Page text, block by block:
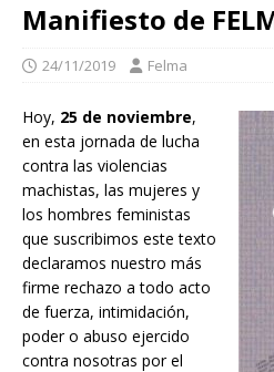
Manifiesto de
24/11/2019 Felma
Hoy, 25 de noviembre,
en esta jornada de lucha
contra las violencias
machistas, las mujeres y
los hombres feministas
que suscribimos este texto
declaramos nuestro más
firme rechazo a todo acto
de fuerza, intimidación,
poder o abuso ejercido
contra nosotras por el